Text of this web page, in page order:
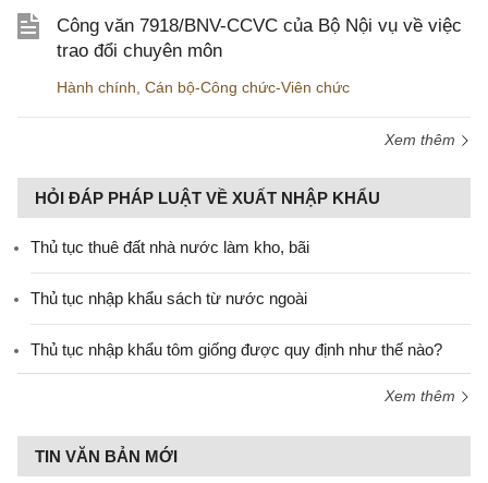
Công văn 7918/BNV-CCVC của Bộ Nội vụ về việc
trao đổi chuyên môn
Hành chính Cán bộ-Công chức-Viên chức
Xem thêm
HỎI ĐÁP PHÁP LUẬT VỀ XUẤT NHẬP KHẨU
Thủ tục thuê đất nhà nước làm kho, bãi
Thủ tục nhập khẩu sách từ nước ngoài
Thủ tục nhập khẩu tôm giống được quy định như thế nào?
Xem thêm
TIN VĂN BẢN MỚI